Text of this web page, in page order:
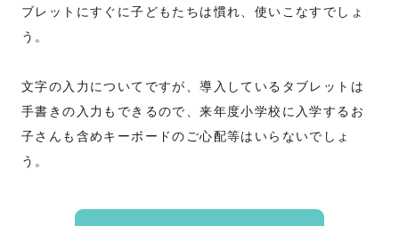
ブレットにすぐに子どもたちは慣れ、使いこなすでしょ
う。
文字の入力についてですが、導入しているタブレットは
手書きの入力もできるので、来年度小学校に入学するお
子さんも含めキーボードのご心配等はいらないでしょ
う。